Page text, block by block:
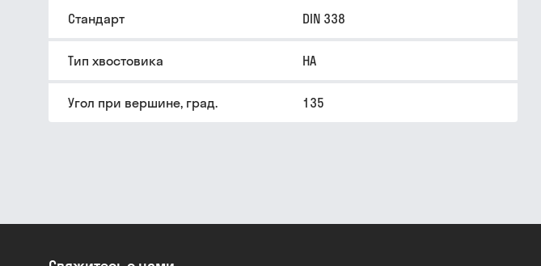
Стандарт DIN 338
Тип хвостовика HA
Угол при вершине, град. 135